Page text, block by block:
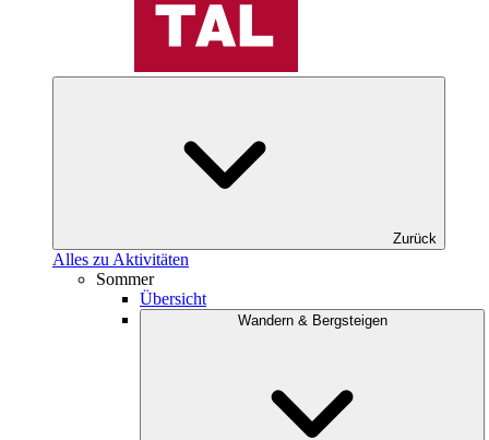
Zurück
Alles zu Aktivitäten
Sommer
Übersicht
Wandern & Bergsteigen